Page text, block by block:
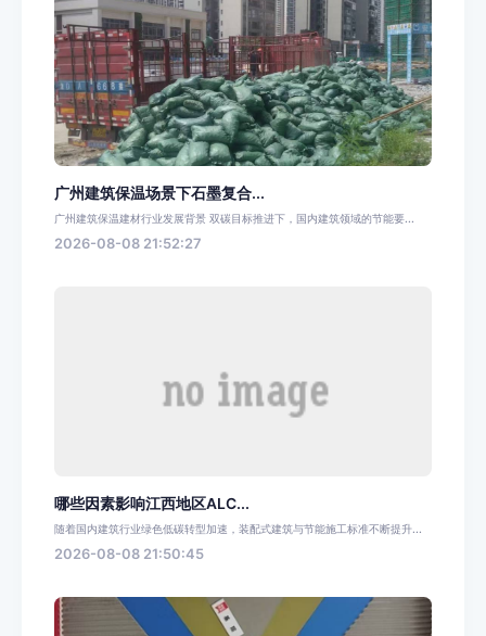
广州建筑保温场景下石墨复合...
广州建筑保温建材行业发展背景 双碳目标推进下，国内建筑领域的节能要...
2026-08-08 21:52:27
哪些因素影响江西地区ALC...
随着国内建筑行业绿色低碳转型加速，装配式建筑与节能施工标准不断提升...
2026-08-08 21:50:45